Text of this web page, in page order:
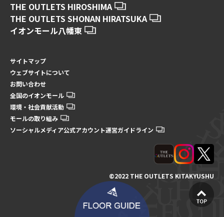
THE OUTLETS HIROSHIMA
THE OUTLETS SHONAN HIRATSUKA
イオンモール八幡東
サイトマップ
ウェブサイトについて
お問い合わせ
全国のイオンモール
環境・社会貢献活動
モールの取り組み
ソーシャルメディア公式アカウント運営ガイドライン
©2022 THE OUTLETS KITAKYUSHU